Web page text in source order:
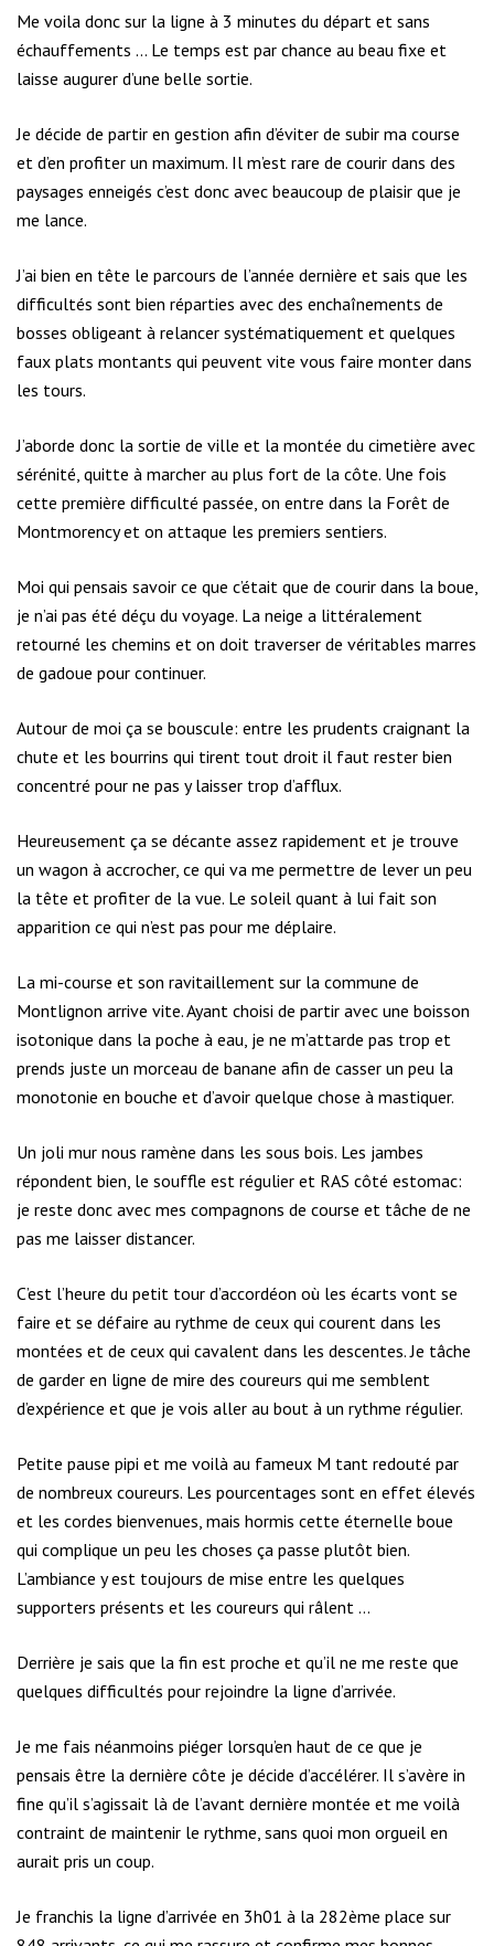
Me voila donc sur la ligne à 3 minutes du départ et sans
échauffements … Le temps est par chance au beau fixe et
laisse augurer d’une belle sortie.
Je décide de partir en gestion afin d’éviter de subir ma course
et d’en profiter un maximum. Il m’est rare de courir dans des
paysages enneigés c’est donc avec beaucoup de plaisir que je
me lance.
J’ai bien en tête le parcours de l’année dernière et sais que les
difficultés sont bien réparties avec des enchaînements de
bosses obligeant à relancer systématiquement et quelques
faux plats montants qui peuvent vite vous faire monter dans
les tours.
J’aborde donc la sortie de ville et la montée du cimetière avec
sérénité, quitte à marcher au plus fort de la côte. Une fois
cette première difficulté passée, on entre dans la Forêt de
Montmorency et on attaque les premiers sentiers.
Moi qui pensais savoir ce que c’était que de courir dans la boue,
je n’ai pas été déçu du voyage. La neige a littéralement
retourné les chemins et on doit traverser de véritables marres
de gadoue pour continuer.
Autour de moi ça se bouscule: entre les prudents craignant la
chute et les bourrins qui tirent tout droit il faut rester bien
concentré pour ne pas y laisser trop d’afflux.
Heureusement ça se décante assez rapidement et je trouve
un wagon à accrocher, ce qui va me permettre de lever un peu
la tête et profiter de la vue. Le soleil quant à lui fait son
apparition ce qui n’est pas pour me déplaire.
La mi-course et son ravitaillement sur la commune de
Montlignon arrive vite. Ayant choisi de partir avec une boisson
isotonique dans la poche à eau, je ne m’attarde pas trop et
prends juste un morceau de banane afin de casser un peu la
monotonie en bouche et d’avoir quelque chose à mastiquer.
Un joli mur nous ramène dans les sous bois. Les jambes
répondent bien, le souffle est régulier et RAS côté estomac:
je reste donc avec mes compagnons de course et tâche de ne
pas me laisser distancer.
C’est l’heure du petit tour d’accordéon où les écarts vont se
faire et se défaire au rythme de ceux qui courent dans les
montées et de ceux qui cavalent dans les descentes. Je tâche
de garder en ligne de mire des coureurs qui me semblent
d’expérience et que je vois aller au bout à un rythme régulier.
Petite pause pipi et me voilà au fameux M tant redouté par
de nombreux coureurs. Les pourcentages sont en effet élevés
et les cordes bienvenues, mais hormis cette éternelle boue
qui complique un peu les choses ça passe plutôt bien.
L’ambiance y est toujours de mise entre les quelques
supporters présents et les coureurs qui râlent …
Derrière je sais que la fin est proche et qu’il ne me reste que
quelques difficultés pour rejoindre la ligne d’arrivée.
Je me fais néanmoins piéger lorsqu’en haut de ce que je
pensais être la dernière côte je décide d’accélérer. Il s’avère in
fine qu’il s’agissait là de l’avant dernière montée et me voilà
contraint de maintenir le rythme, sans quoi mon orgueil en
aurait pris un coup.
Je franchis la ligne d’arrivée en 3h01 à la 282ème place sur